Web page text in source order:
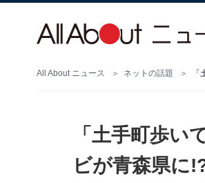
All About ニュース ネットの話題
「土手町歩い
ビが青森県に